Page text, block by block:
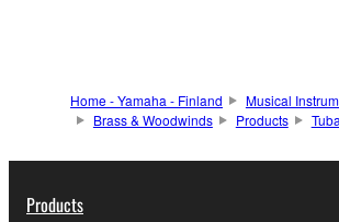
Home - Yamaha - Finland
Musical
Brass & Woodwinds
Products
Products